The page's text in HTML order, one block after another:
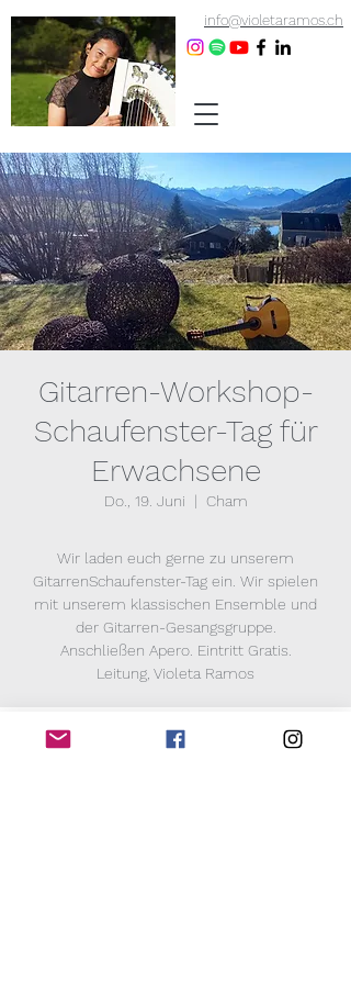
info@violetaramos.ch
Gitarren-Workshop-
Schaufenster-Tag für
Erwachsene
Do., 19. Juni
  |
Cham
Wir laden euch gerne zu unserem
GitarrenSchaufenster-Tag ein. Wir spielen
mit unserem klassischen Ensemble und
der Gitarren-Gesangsgruppe.
Anschließen Apero. Eintritt Gratis.
Leitung, Violeta Ramos
Zeit & Ort